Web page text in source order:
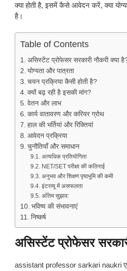
क्या होती है, इसमें कैसे आवेदन करें, क्या
है।
Table of Contents
असिस्टेंट प्रोफेसर सरकारी नौकरी क्या
योग्यता और पात्रता
चयन प्रक्रिया कैसी होती है?
क्यों बढ़ रही है इसकी मांग?
वेतन और लाभ
कार्य वातावरण और करियर ग्रोथ
हाल की भर्तियां और रिक्तियां
आवेदन प्रक्रिया
चुनौतियाँ और समाधान
अत्यधिक प्रतियोगिता
NET/SET परीक्षा की कठिनाई
अनुभव और शिक्षण पृष्ठभूमि की कमी
इंटरव्यू में असफलता
अंतिम सुझाव:
भविष्य की संभावनाएं
निष्कर्ष
असिस्टेंट प्रोफेसर
assistant professor sarkari naukri एक